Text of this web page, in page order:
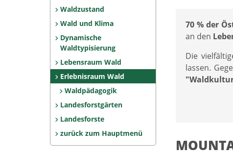
Waldzustand
Wald und Klima
Dynamische
Waldtypisierung
Lebensraum Wald
Erlebnisraum Wald
Waldpädagogik
Landesforstgärten
Landesforste
zurück zum Hauptmenü
70 % der
an den
Die
lassen.